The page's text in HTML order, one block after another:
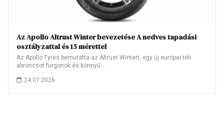
Az Apollo Altrust Winter bevezetése A nedves tapadási
osztályzattal és 15 mérettel
Az Apollo Tyres bemutatta az Altrust Wintert, egy új európai téli
abroncsot furgonok és könnyű…
24.07.2026